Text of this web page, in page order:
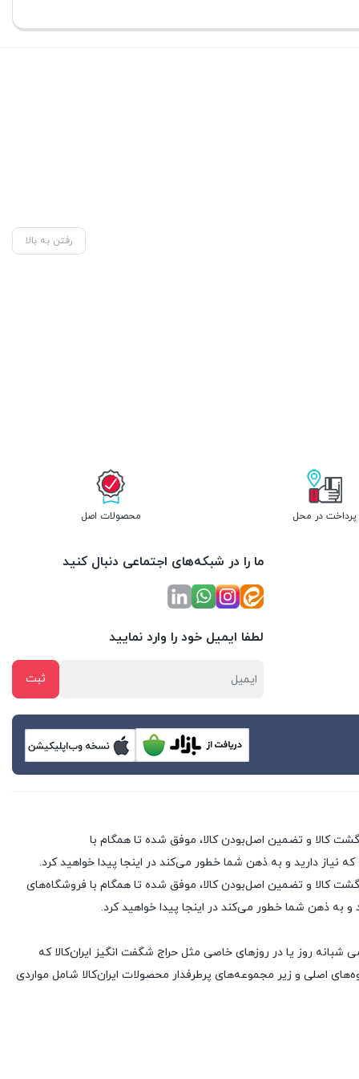
رفتن به بالا
پرداخت در محل محصولات اصل
ما را در شبکه‌های اجتماعی دنبال کنید
لطفا ایمیل خود را وارد نمایید
نیاز دارید و به ذهن شما خطور می‌کند در اینجا پیدا خواهید کرد.
فروشگاه های اینترنتی با بیش از یک دهه تجربه، با پایبندی به سه اصل کلیدی، پرداخت در محل، ۷ روز ضمانت بازگشت کالا و تضمین اصل‌بودن کالا، موفق شده تا همگام با فروشگاه‌های
و به ذهن شما خطور می‌کند در اینجا پیدا خواهید کرد.
روز یا در روزهای خاصی مثل حراج شگفت انگیز ایران‌کالا که
اصلی و زیر مجموعه‌های پرطرفدار محصولات ایران‌کالا شامل مواردی